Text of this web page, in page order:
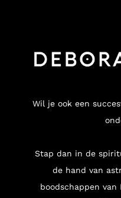
Wil je ook een
Stap dan in de
de hand van
boodschappen